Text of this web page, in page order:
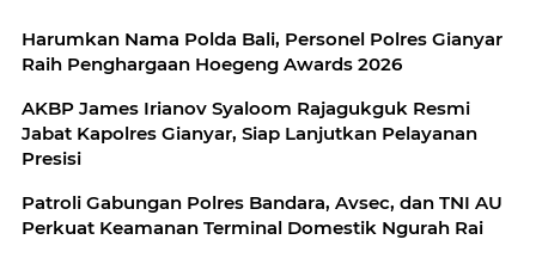
Harumkan Nama Polda Bali, Personel Polres Gianyar
Raih Penghargaan Hoegeng Awards 2026
AKBP James Irianov Syaloom Rajagukguk Resmi
Jabat Kapolres Gianyar, Siap Lanjutkan Pelayanan
Presisi
Patroli Gabungan Polres Bandara, Avsec, dan TNI AU
Perkuat Keamanan Terminal Domestik Ngurah Rai